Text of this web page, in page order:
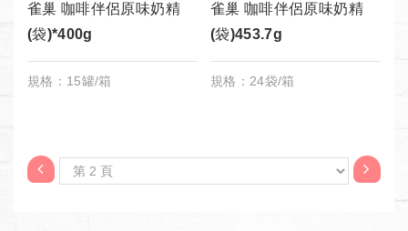
雀巢 咖啡伴侶原味奶精
(袋)*400g
規格：15罐/箱
雀巢 咖啡伴侶原味奶精
(袋)453.7g
規格：24袋/箱